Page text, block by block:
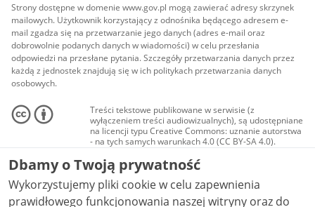
Strony dostępne w domenie www.gov.pl mogą zawierać adresy skrzynek
mailowych. Użytkownik korzystający z odnośnika będącego adresem e-
mail zgadza się na przetwarzanie jego danych (adres e-mail oraz
dobrowolnie podanych danych w wiadomości) w celu przesłania
odpowiedzi na przesłane pytania. Szczegóły przetwarzania danych przez
każdą z jednostek znajdują się w ich politykach przetwarzania danych
osobowych.
Treści tekstowe publikowane w serwisie (z
wyłączeniem treści audiowizualnych), są udostępniane
na licencji typu Creative Commons: uznanie autorstwa
- na tych samych warunkach 4.0 (CC BY-SA 4.0).
Materiały audiowizualne, w tym zdjęcia, materiały
audio i wideo, są udostępniane na licencji typu
Creative Commons: uznanie autorstwa użycie
niekomercyjne - bez utworów zależnych 4.0 (CC BY-
NC-ND 4.0), o ile nie jest to stwierdzone inaczej.
Dbamy o Twoją prywatność
Wykorzystujemy pliki cookie w celu zapewnienia
prawidłowego funkcjonowania naszej witryny oraz do